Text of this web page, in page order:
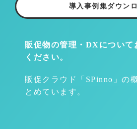
販促物の管理・DXについて
ください。
販促クラウド「SPinno」の
とめています。
導入事例集ダウン